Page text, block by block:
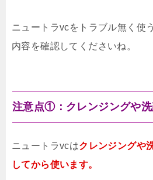
ニュートラvcをトラブル無く使
内容を確認してくださいね。
注意点①：クレンジングや洗
ニュートラvcはクレンジングや
してから使います。